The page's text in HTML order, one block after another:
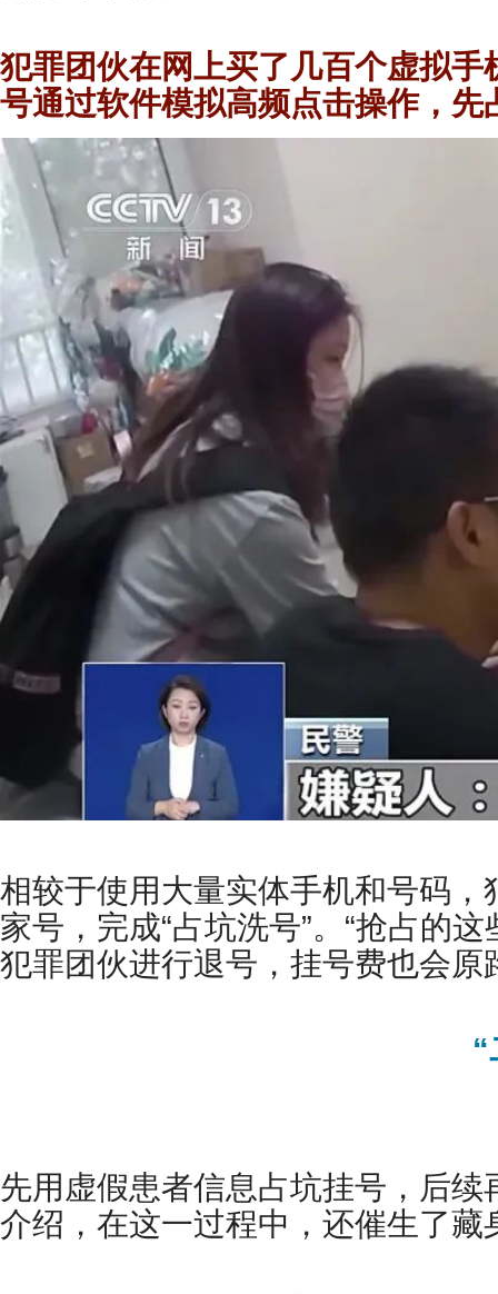
犯罪团伙在网上买了几百个虚拟
号通过软件模拟高频点击操作，
相较于使用大量实体手机和号码
家号，完成“占坑洗号”。“抢占的
犯罪团伙进行退号，挂号费也会原
先用虚假患者信息占坑挂号，后
介绍，在这一过程中，还催生了藏